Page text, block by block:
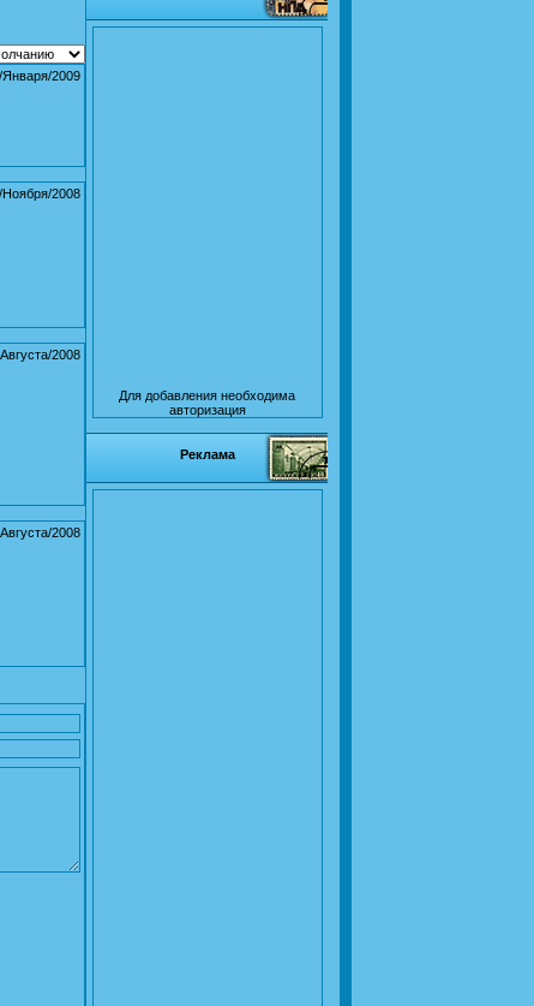
Января/2009
Ноября/2008
2008
2008
Для добавления необходима
авторизация
Реклама